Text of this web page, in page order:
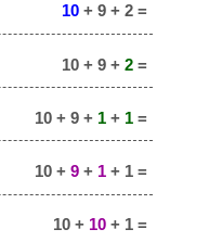
10 + 9 + 2 =
10 + 9 + 2 =
10 + 9 + 1 + 1 =
10 + 9 + 1 + 1 =
10 + 10 + 1 =